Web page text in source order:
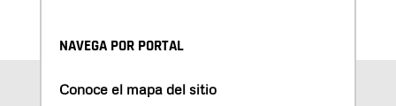
NAVEGA POR PORTAL
Conoce el mapa del sitio